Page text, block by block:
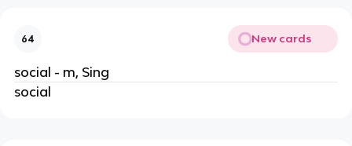
64 New cards
social - m, Sing
social